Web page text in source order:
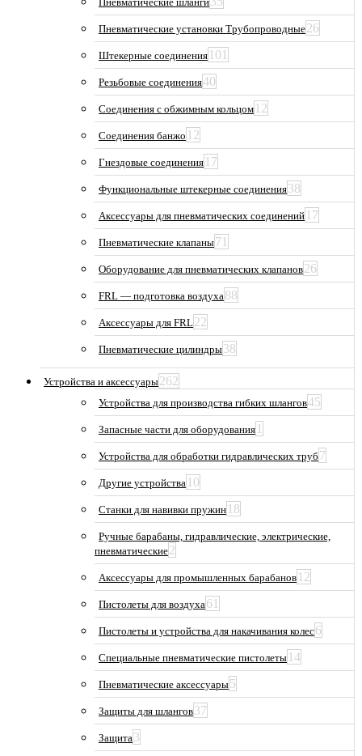
Пневматические установки Трубопроводные26
Штекерные соединения 101
Резьбовые соединения40
Соединения с обжимным кольцом 12
Соединения банжо 12
Гнездовые соединения 17
Функциональные штекерные соединения38
Аксессуары для пневматических соединений 17
Пневматические клапаны71
Оборудование для пневматических клапанов26
FRL — подготовка воздуха88
Аксессуары для FRL22
Пневматические цилиндры38
Устройства и аксессуары262
Устройства для производства гибких шлангов45
Запасные части для оборудования 1
Устройства для обработки гидравлических труб 7
Другие устройства 10
Станки для навивки пружин 18
Ручные барабаны, гидравлические, электрические,
пневматические2
Аксессуары для промышленных барабанов 12
Пистолеты для воздуха61
Пистолеты и устройства для накачивания колес6
Специальные пневматические пистолеты 14
Пневматические аксессуары5
Защиты для шлангов37
Защита3